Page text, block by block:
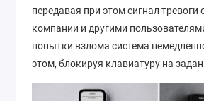
передавая при этом сигнал тревоги
компании и другими
попытки взлома система
этом, блокируя клавиатуру на